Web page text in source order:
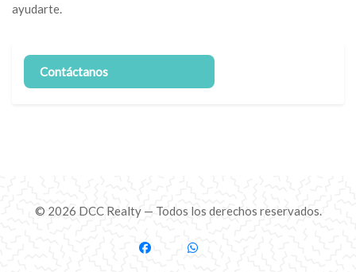
ayudarte.
Contáctanos
© 2026 DCC Realty — Todos los derechos reservados.